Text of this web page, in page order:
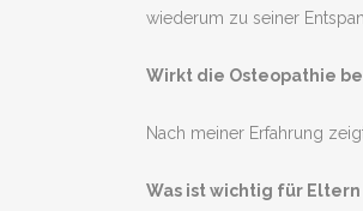
wiederum zu seiner
Wirkt die Osteopathie
Nach meiner Erfahrung
Was ist wichtig für